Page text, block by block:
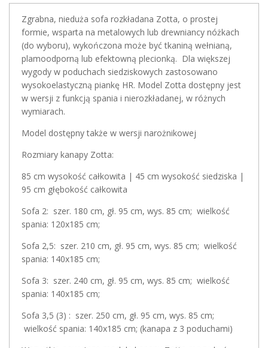
Zgrabna, nieduża sofa rozkładana Zotta, o prostej
formie, wsparta na metalowych lub drewniancy nóżkach
(do wyboru), wykończona może być tkaniną wełnianą,
plamoodporną lub efektowną plecionką. Dla większej
wygody w poduchach siedziskowych zastosowano
wysokoelastyczną piankę HR. Model Zotta dostępny jest
w wersji z funkcją spania i nierozkładanej, w różnych
wymiarach.
Model dostępny także w wersji narożnikowej
Rozmiary kanapy Zotta:
85 cm wysokość całkowita | 45 cm wysokość siedziska |
95 cm głębokość całkowita
Sofa 2: szer. 180 cm, gł. 95 cm, wys. 85 cm; wielkość
spania: 120x185 cm;
Sofa 2,5: szer. 210 cm, gł. 95 cm, wys. 85 cm; wielkość
spania: 140x185 cm;
Sofa 3: szer. 240 cm, gł. 95 cm, wys. 85 cm; wielkość
spania: 140x185 cm;
Sofa 3,5 (3) : szer. 250 cm, gł. 95 cm, wys. 85 cm;
wielkość spania: 140x185 cm; (kanapa z 3 poduchami)